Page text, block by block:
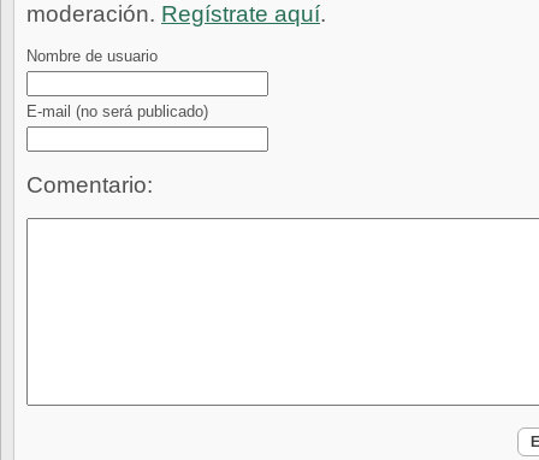
moderación. Regístrate aquí.
Nombre de usuario
E-mail (no será publicado)
Comentario: